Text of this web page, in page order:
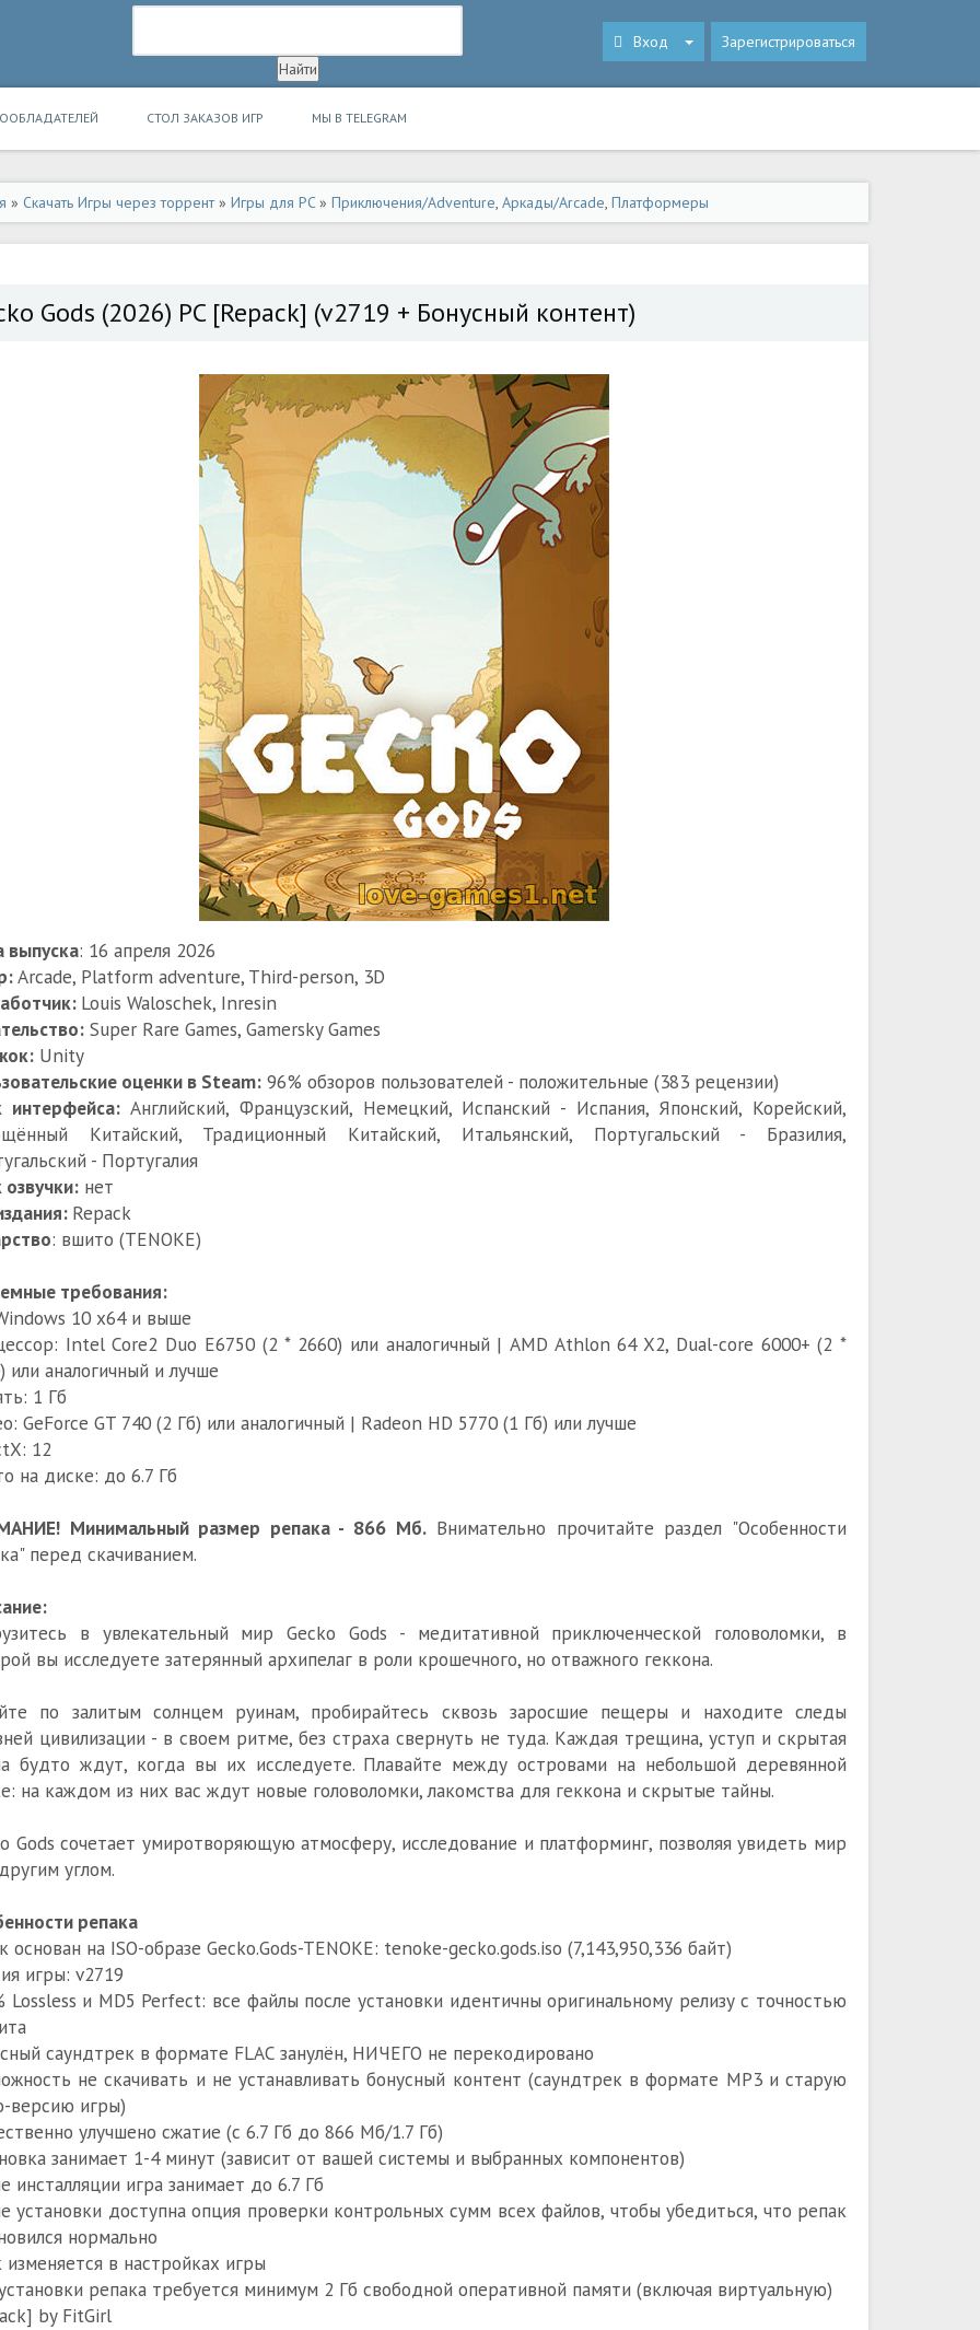
Вход Зарегистрироваться
СТОЛ ЗАКАЗОВ ИГР МЫ В TELEGRAM
» Скачать Игры через торрент» Игры для PC» Приключения/Adventure, Аркады/Arcade, Платформеры
Gods (2026) PC [Repack] (v2719 + Бонусный контент)
выпуска: 16 апреля 2026
Arcade, Platform adventure, Third-person, 3D
Louis Waloschek, Inresin
Super Rare Games, Gamersky Games
Unity
оценки в Steam: 96% обзоров пользователей - положительные (383 рецензии)
интерфейса:Английский, Французский, Немецкий, Испанский - Испания, Японский, Корейский,
Китайский, Традиционный Китайский, Итальянский, Португальский - Бразилия,
- Португалия
нет
Repack
: вшито (TENOKE)
требования:
10 x64 и выше
Intel Core2 Duo E6750 (2 * 2660) или аналогичный | AMD Athlon 64 X2, Dual-core 6000+ (2 *
или аналогичный и лучше
1 Гб
GeForce GT 740 (2 Гб) или аналогичный | Radeon HD 5770 (1 Гб) или лучше
12
на диске: до 6.7 Гб
Минимальный размер репака - 866 Мб.Внимательно прочитайте раздел "Особенности
перед скачиванием.
в увлекательный мир Gecko Gods - медитативной приключенческой головоломки, в
вы исследуете затерянный архипелаг в роли крошечного, но отважного геккона.
по залитым солнцем руинам, пробирайтесь сквозь заросшие пещеры и находите следы
цивилизации - в своем ритме, без страха свернуть не туда. Каждая трещина, уступ и скрытая
будто ждут, когда вы их исследуете. Плавайте между островами на небольшой деревянной
на каждом из них вас ждут новые головоломки, лакомства для геккона и скрытые тайны.
Gods сочетает умиротворяющую атмосферу, исследование и платформинг, позволяя увидеть мир
углом.
репака
основан на ISO-образе Gecko.Gods-TENOKE: tenoke-gecko.gods.iso (7,143,950,336 байт)
игры: v2719
Lossless и MD5 Perfect: все файлы после установки идентичны оригинальному релизу с точностью
саундтрек в формате FLAC занулён, НИЧЕГО не перекодировано
не скачивать и не устанавливать бонусный контент (саундтрек в формате MP3 и старую
версию игры)
улучшено сжатие (с 6.7 Гб до 866 Мб/1.7 Гб)
занимает 1-4 минут (зависит от вашей системы и выбранных компонентов)
инсталляции игра занимает до 6.7 Гб
установки доступна опция проверки контрольных сумм всех файлов, чтобы убедиться, что репак
нормально
в настройках игры
репака требуется минимум 2 Гб свободной оперативной памяти (включая виртуальную)
by FitGirl